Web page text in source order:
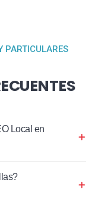
PARTICULARES
Local en